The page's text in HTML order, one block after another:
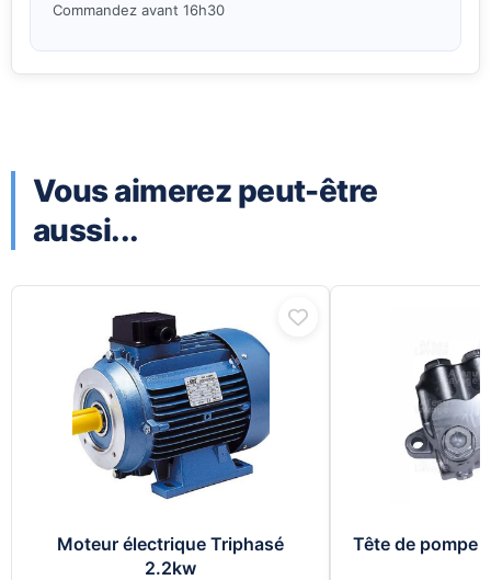
Commandez avant 16h30
Vous aimerez peut-être
aussi...
Moteur électrique Triphasé
2.2kw
Tête de pompe